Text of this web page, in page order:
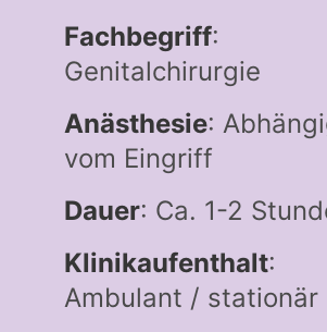
Fachbegriff:
Genitalchirurgie
Anästhesie:
vom Eingriff
Dauer: Ca. 1-2
Klinikaufenthalt:
Ambulant / stationär